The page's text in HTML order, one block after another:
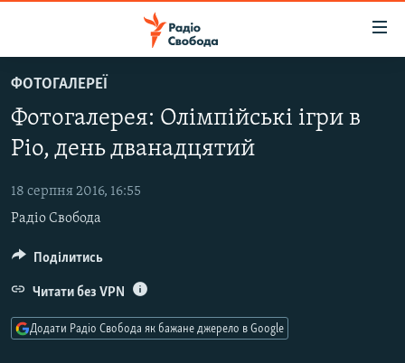
до
основного
матеріалу
Перейти
до
навігації
Перейти
пошуку
ВСЕ ЗА ДОБУ
СТАТТІ
ПОЛІТИКА
ЕКОНОМІКА
СУСПІЛЬСТВО
КУЛЬТУРА
СПОРТ
ВІЙНА
РОСІЙСЬКА «ФІЛЬТРАЦІЯ»
ДОНБАС.РЕАЛІЇ
КРИМ.РЕАЛІЇ
ТИ ЯК?
ФОТОГАЛЕРЕЇ
Фотогалерея: Олімпійські ігри в
Ріо, день дванадцятий
18 серпня 2016, 16:55
Радіо Свобода
Поділитись
Читати без VPN
Додати Радіо Свобода як бажане джерело в Google